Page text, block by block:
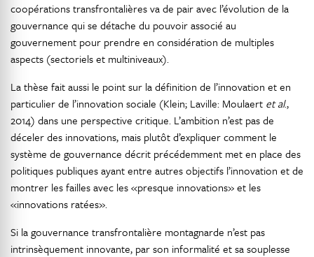
coopérations transfrontalières va de pair avec l’évolution de la
gouvernance qui se détache du pouvoir associé au
gouvernement pour prendre en considération de multiples
aspects (sectoriels et multiniveaux).
La thèse fait aussi le point sur la définition de l’innovation et en
particulier de l’innovation sociale (Klein; Laville: Moulaert et al.,
2014) dans une perspective critique. L’ambition n’est pas de
déceler des innovations, mais plutôt d’expliquer comment le
système de gouvernance décrit précédemment met en place des
politiques publiques ayant entre autres objectifs l’innovation et de
montrer les failles avec les «presque innovations» et les
«innovations ratées».
Si la gouvernance transfrontalière montagnarde n’est pas
intrinsèquement innovante, par son informalité et sa souplesse